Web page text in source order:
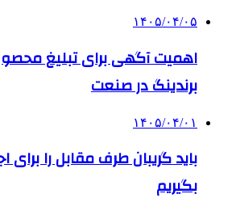
۱۴۰۵/۰۴/۰۵
اهمیت آگهی برای تبلیغ
برندینگ در صنعت
۱۴۰۵/۰۴/۰۱
باید گریبان طرف مقابل را
بگیریم